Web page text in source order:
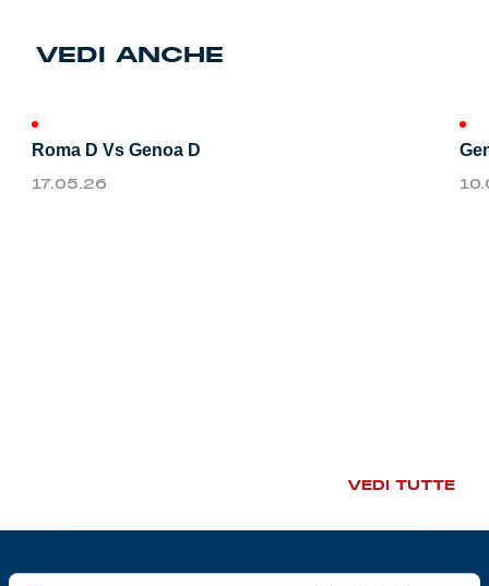
Urban Collection
Throwback Duemila
Sebago x Genoa
Accessori
VEDI ANCHE
Roma D Vs Genoa D
17.05.26
VEDI TUTTE